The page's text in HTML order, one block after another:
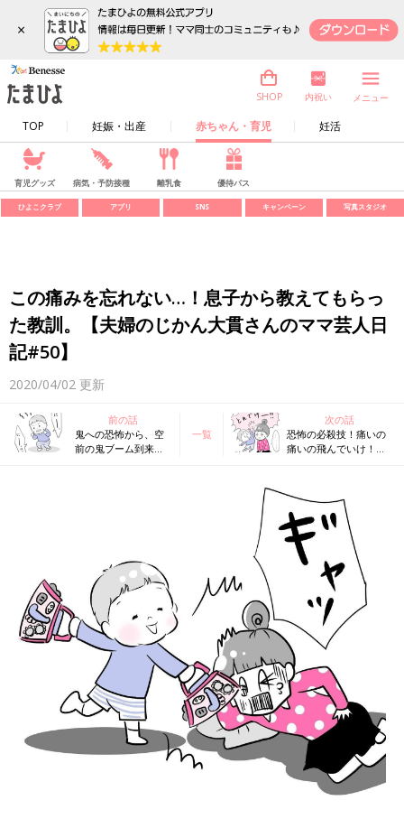
×
TOP 妊娠・出産 赤ちゃん・育児 妊活
SHOP 内祝い メニュー
育児グッズ 病気・予防接種 離乳食 優待パス
ひよこクラブ アプリ SNS キャンペーン 写真スタジオ
この痛みを忘れない…！息子から教えてもらっ
た教訓。【夫婦のじかん大貫さんのママ芸人日
記#50】
2020/04/02 更新
前の話
鬼への恐怖から、空
前の鬼ブーム到来！
一覧
次の話
恐怖の必殺技！痛いの
痛いの飛んでいけ！
#51】